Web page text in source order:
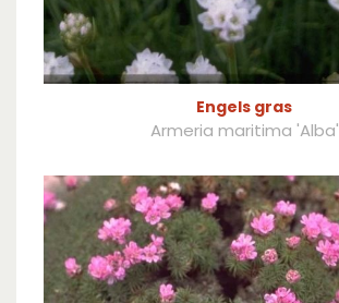
Engels gras
Armeria maritima 'Alba'